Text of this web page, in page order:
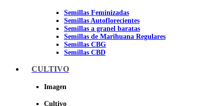
Semillas Feminizadas
Semillas Autoflorecientes
Semillas a granel baratas
Semillas de Marihuana Regulares
Semillas CBG
Semillas CBD
Sheer seeds
CULTIVO
Imagen
Cultivo